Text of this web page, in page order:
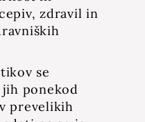
zdravil in
se
ponekod
prevelikih